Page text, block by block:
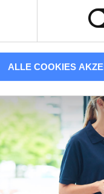
wird von der
eines Cookies
Werbung auch
verknüpfen
von Statistik-
Cookies dar, die
ALLE COOKIES